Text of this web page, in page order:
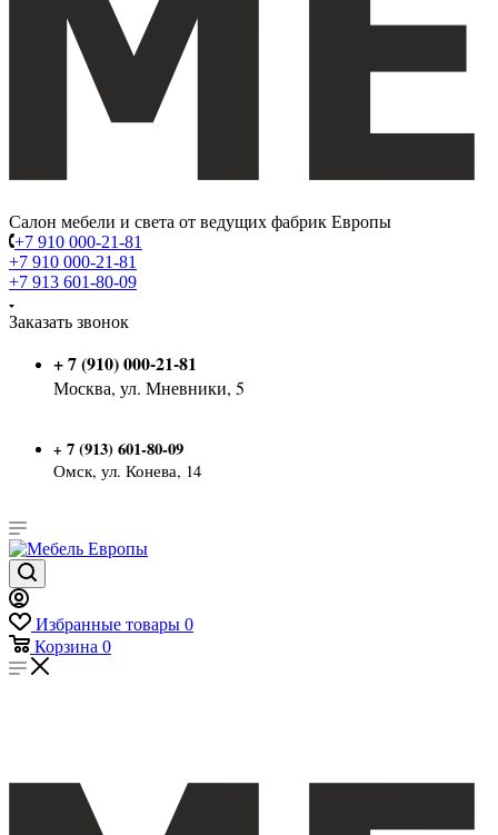
Салон мебели и света от ведущих фабрик Европы
+7 910 000-21-81
+7 910 000-21-81
+7 913 601-80-09
Заказать звонок
+ 7 (910) 000-21-81
Москва, ул. Мневники, 5
+ 7 (913) 601-80-09
Омск, ул. Конева, 14
Избранные товары 0
Корзина 0